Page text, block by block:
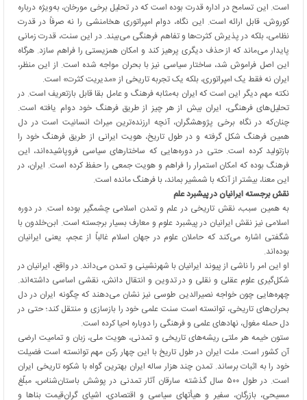
است. این تسامح در اداره قدرت بوده است که در تحلیل برخی مورخان، به‌ویژه درباره
کوروش، قابل ارائه است. این نگاه، دوام امپراتوری هخامنشی را نه صرفاً در قدرت
نظامی، بلکه در پذیرش کثرت‌ها و تفاهم فرهنگی می‌بیند. در این سنت، قدرت زمانی
پایدار می‌ماند که از حذف دیگری پرهیز کند و امکان همزیستی را فراهم سازد. هرگاه
این اصل فراموش شد، ساختار سیاسی نیز با بحران مواجه شده است. از این منظر،
ایران نه فقط یک امپراتوری، بلکه یک تجربه تاریخی از «مدیریت کثرت» است.
نکته مهم دیگر این است که ایران به‌مثابه فرهنگ و عامل بقا قابل بازتعریف است. در
تحلیل‌های فرهنگی، ایران بیش از هر چیز از طریق فرهنگ خود دوام یافته است.
چنان‌که در نگاه برخی پژوهشگران، آنچه ارزنده‌ترین میراث انسانیت است در دل
همین فرهنگ شکل گرفته و در طول تاریخ، هویت ایرانی از طریق فرهنگ خود را
بازتولید کرده است.حتی در دوره‌هایی که ساختارهای سیاسی فروپاشیده‌اند، این
فرهنگ بوده که امکان استمرار را فراهم و هویت جمعی را حفظ کرده است. ایران، در
این معنا، بیشتر از آنکه با شمشیر بماند، با فرهنگ مانده است.
نقش برجسته ایرانیان در پیشبرد علم
به همین سبب، نقش تاریخی در علم و تمدن اسلامی چشمگیر بوده است. در دوره
اسلامی نیز نقش ایرانیان در پیشبرد علوم و معارف بسیار برجسته است. ابن‌خلدون با
شگفتی اشاره می‌کند که حاملان علوم در جهان اسلام غالباً از عجم، یعنی ایرانیان
بوده‌اند.
او این امر را ناشی از پیوند ایرانیان با شهرنشینی و تمدن می‌داند. در واقع، ایرانیان در
شکل‌گیری علوم عقلی و نقلی و در تدوین و انتقال دانش، نقشی اساسی داشته‌اند.
چهره‌هایی چون خواجه نصیرالدین طوسی نیز نشان می‌دهند که چگونه ایران در دل
بحران‌های تاریخی، توانسته است سنت علمی خود را بازسازی و منتقل کند؛ حتی در
دل حمله مغول، نهادهای علمی و فرهنگی را دوباره احیا کرده است.
ستون خیمه هر ملتی ریشه‌های تاریخی و تمدنی، هویت ملی، زبان و تمامیت ارضی
آن کشور است. ملت ایران در طول تاریخ با این چهار رکن مهم توانسته است فضیلت
خود را به اثبات برساند. تمدن چند هزار ساله ایران بهترین گواه با شکوه تاریخی ایران
است. در طول ۵۰۰ سال گذشته سارقان آثار تمدنی در پوشش باستان‌شناس، مبلّغ
مسیحی، بازرگان، سفیر و هیأتهای سیاسی و اقتصادی، اشیای گران‌قیمت بناها و